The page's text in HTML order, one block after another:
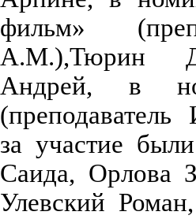
фильм»
А.М.),Тюрин
Андрей, в
за участие
Саида, Орлова
Улевский